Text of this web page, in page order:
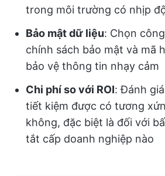
trong môi trường có nhịp
Bảo mật dữ liệu: Chọn
chính sách bảo mật và mã
bảo vệ thông tin nhạy cảm
Chi phí so với ROI: Đánh
tiết kiệm được có tương
không, đặc biệt là đối với
tắt cấp doanh nghiệp nào